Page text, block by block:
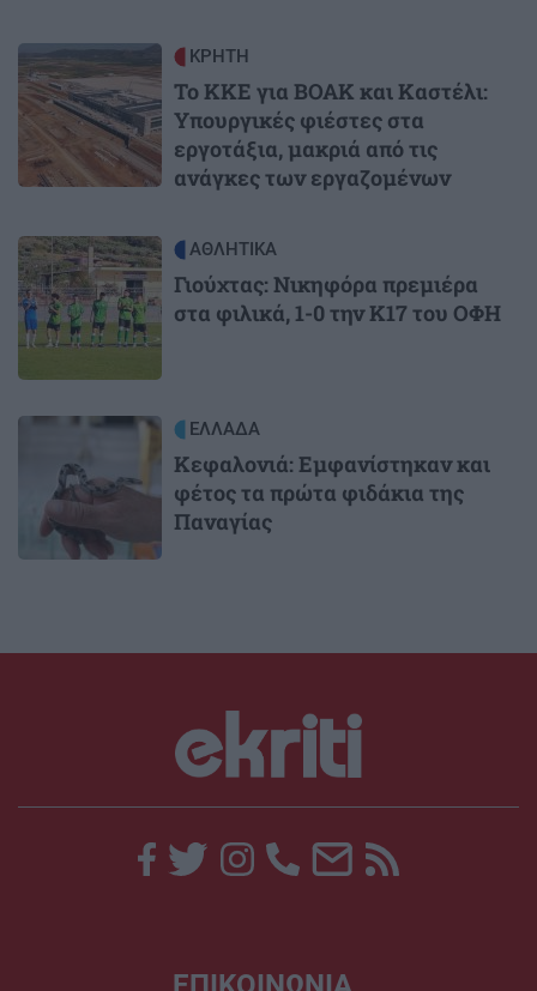
Image ΚΡΗΤΗ
Το ΚΚΕ για ΒΟΑΚ και Καστέλι:
Υπουργικές φιέστες στα
εργοτάξια, μακριά από τις
ανάγκες των εργαζομένων
Image ΑΘΛΗΤΙΚΑ
Γιούχτας: Νικηφόρα πρεμιέρα
στα φιλικά, 1-0 την Κ17 του ΟΦΗ
ΕΛΛΑΔΑ
Κεφαλονιά: Εμφανίστηκαν και
φέτος τα πρώτα φιδάκια της
Παναγίας